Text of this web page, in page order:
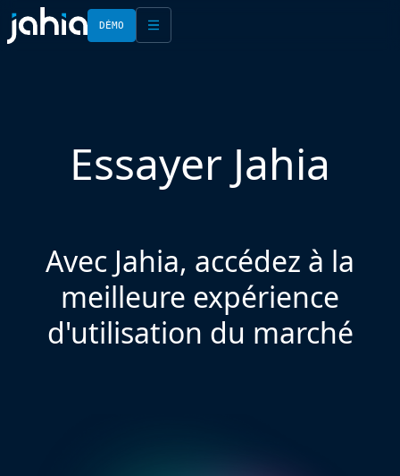
DÉMO
Essayer Jahia
Avec Jahia, accédez à la
meilleure expérience
d'utilisation du marché